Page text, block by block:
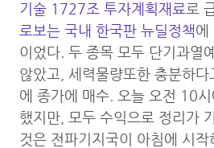
기술 1727조 투자계획재료로
로보는 국내 한국판 뉴딜정책에
이었다. 두 종목 모두 단기과열
않았고, 세력물량또한 충분하다
에 종가에 매수. 오늘 오전 10
했지만, 모두 수익으로 정리가
것은 전파기지국이 아침에 시